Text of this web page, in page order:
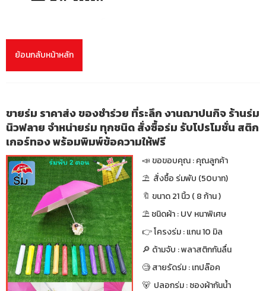
ย้อนกลับหน้าหลัก
ขายร่ม ราคาส่ง ของชำร่วย ที่ระลึก งานฌาปนกิจ ร้านร่ม
นิวฟลาย จำหน่ายร่ม ทุกชนิด สั่งซื้อร่ม รับโปรโมชั่น สติก
เกอร์ทอง พร้อมพิมพ์ข้อความให้ฟรี
📣 ขอขอบคุณ : คุณลูกค้า
⛱ สั่งซื้อ ร่มพับ (50บาท)
🔖 ขนาด 21 นิ้ว ( 8 ก้าน )
⛱ ชนิดผ้า : UV หนาพิเศษ
👉 โครงร่ม : แกน 10 มิล
🔎 ด้ามจับ : พลาสติกกันลื่น
🧐 สายรัดร่ม : เทปล๊อค
🐻 ปลอกร่ม : ซองผ้ากันน้ำ